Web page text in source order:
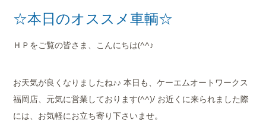
店舗案内
会社概要
☆本日のオススメ車輌☆
ＨＰをご覧の皆さま、こんにちは(^^♪
お天気が良くなりましたね♪♪ 本日も、ケーエムオートワークス
福岡店、元気に営業しております(^^)/ お近くに来られました際
には、お気軽にお立ち寄り下さいませ。